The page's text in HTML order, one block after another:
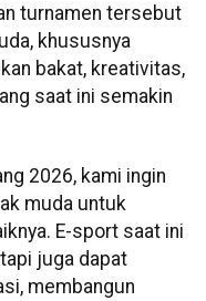
turnamen tersebut
khususnya
bakat, kreativitas,
saat ini semakin
2026, kami ingin
muda untuk
E-sport saat ini
juga dapat
membangun